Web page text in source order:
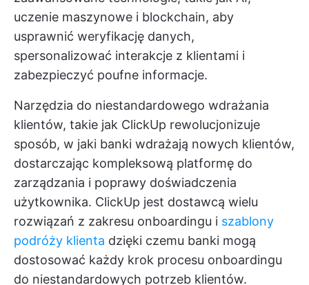
uczenie maszynowe i blockchain, aby
usprawnić weryfikację danych,
spersonalizować interakcje z klientami i
zabezpieczyć poufne informacje.
Narzędzia do niestandardowego wdrażania
klientów, takie jak ClickUp rewolucjonizuje
sposób, w jaki banki wdrażają nowych klientów,
dostarczając kompleksową platformę do
zarządzania i poprawy doświadczenia
użytkownika. ClickUp jest dostawcą wielu
rozwiązań z zakresu onboardingu i szablony
podróży klienta dzięki czemu banki mogą
dostosować każdy krok procesu onboardingu
do niestandardowych potrzeb klientów.